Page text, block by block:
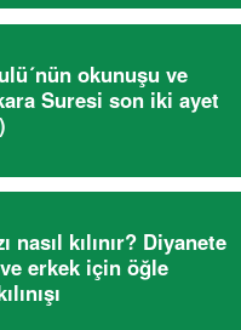
okunuşu ve
Suresi son iki ayet
nasıl kılınır? Diyanete
erkek için öğle